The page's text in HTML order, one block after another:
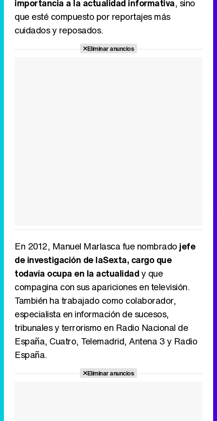
importancia a la actualidad informativa, sino
que esté compuesto por reportajes más
cuidados y reposados.
Eliminar anuncios
En 2012, Manuel Marlasca fue nombrado jefe
de investigación de laSexta, cargo que
todavía ocupa en la actualidady que
compagina con sus apariciones en televisión.
También ha trabajado como colaborador,
especialista en información de sucesos,
tribunales y terrorismo en Radio Nacional de
España, Cuatro, Telemadrid, Antena 3 y Radio
España.
Eliminar anuncios